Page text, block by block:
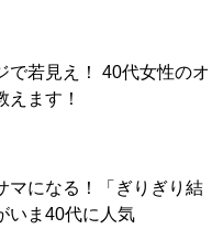
で若見え！ 40代女性のオ
えます！
マになる！「ぎりぎり結
いま40代に人気